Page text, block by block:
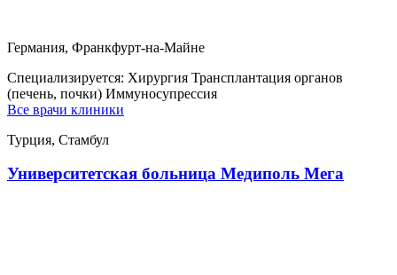
Германия, Франкфурт-на-Майне
Специализируется: Хирургия Трансплантация органов
(печень, почки) Иммуносупрессия
Все врачи клиники
Турция, Стамбул
Университетская больница Медиполь Мега